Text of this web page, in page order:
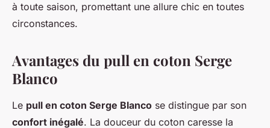
à toute saison, promettant une allure chic en toutes
circonstances.
Avantages du pull en coton Serge
Blanco
Le pull en coton Serge Blanco se distingue par son
confort inégalé. La douceur du coton caresse la